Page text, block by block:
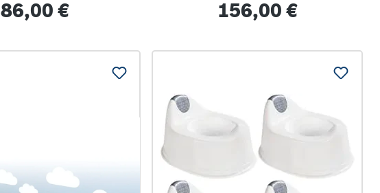
Regulärer Preis:
86,00 €
Rohrauslauf, verchromt
Regulärer Preis:
156,00 €